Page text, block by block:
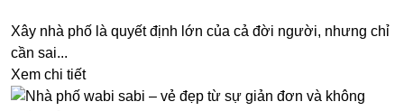
Xây nhà phố là quyết định lớn của cả đời người, nhưng chỉ
cần sai...
Xem chi tiết